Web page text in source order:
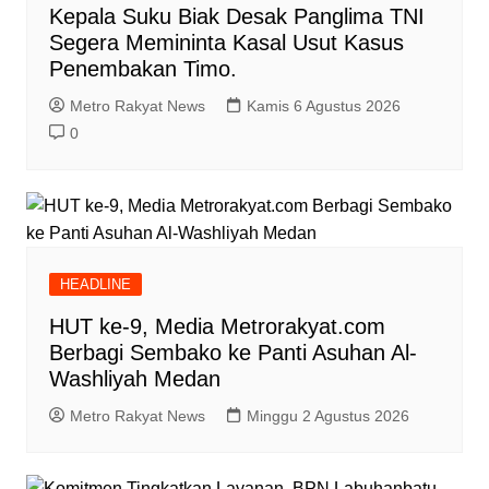
Kepala Suku Biak Desak Panglima TNI
Segera Memininta Kasal Usut Kasus
Penembakan Timo.
Metro Rakyat News
Kamis 6 Agustus 2026
0
HEADLINE
HUT ke-9, Media Metrorakyat.com
Berbagi Sembako ke Panti Asuhan Al-
Washliyah Medan
Metro Rakyat News Minggu 2 Agustus 2026